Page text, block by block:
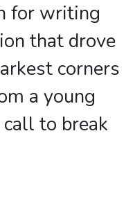
for writing
that drove
corners
a young
to break